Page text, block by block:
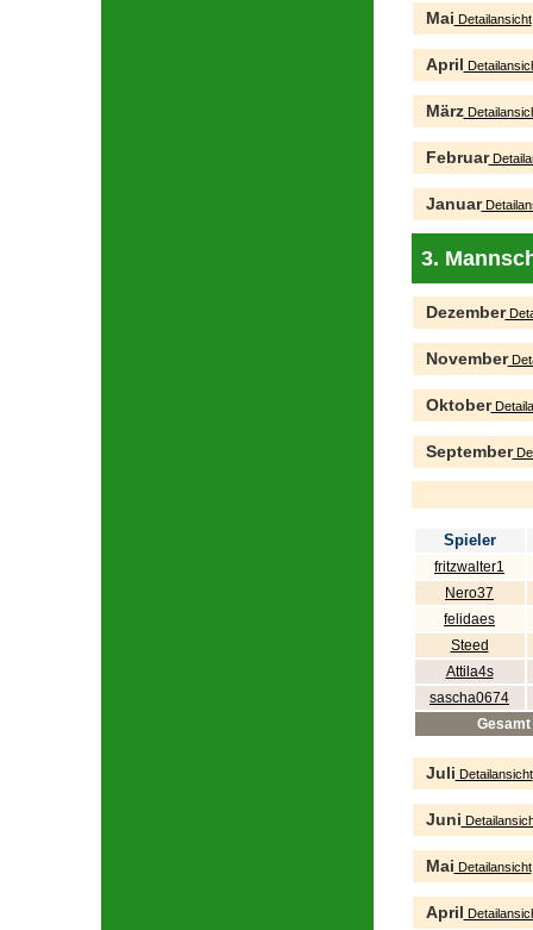
Mai Detailansicht
April
März
Februar
Januar
3.
Dezember
November
Oktober
September
Spieler
fritzwalter1
Nero37
felidaes
Steed
Attila4s
sascha0674
Gesamt
Juli Detailansicht
Juni
Mai Detailansicht
April